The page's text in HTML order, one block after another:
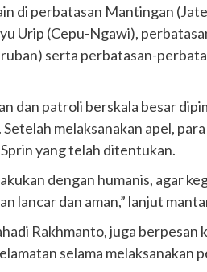
di perbatasan Mantingan
Urip (Cepu-Ngawi),
serta perbatasan-
dan patroli berskala besar
Setelah melaksanakan apel,
yang telah ditentukan.
dengan humanis, agar
lancar dan aman,” lanjut
Rakhmanto, juga berpesan
selama melaksanakan